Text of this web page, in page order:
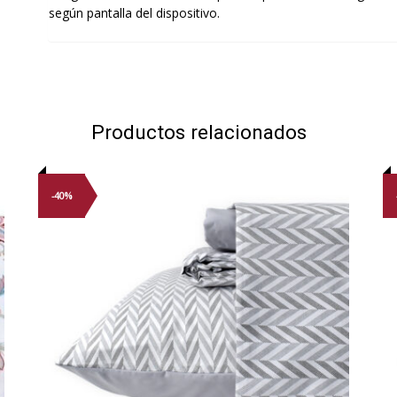
según pantalla del dispositivo.
Productos relacionados
-40%